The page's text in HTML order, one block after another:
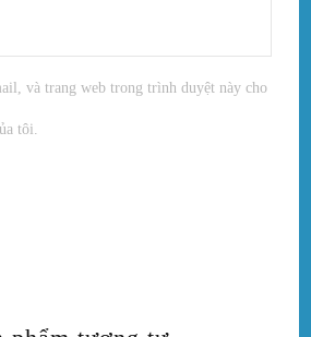
và trang web trong trình duyệt này cho
tôi.